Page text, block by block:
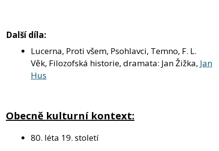
Další díla:
Lucerna, Proti všem, Psohlavci, Temno, F. L.
Věk, Filozofská historie, dramata: Jan Žižka, Jan
Hus
Obecně kulturní kontext:
80. léta 19. století